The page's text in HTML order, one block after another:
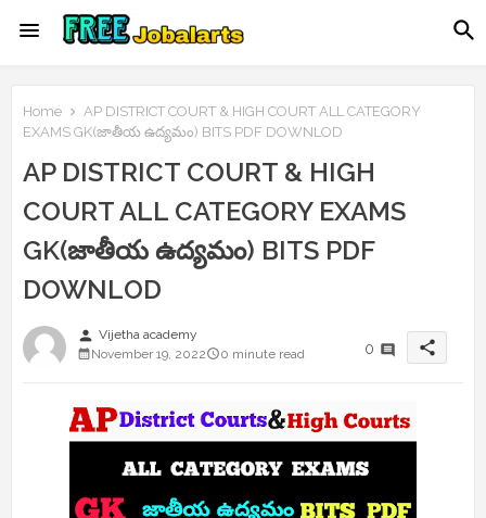
Home
AP DISTRICT COURT & HIGH COURT ALL CATEGORY
EXAMS GK(జాతీయ ఉద్యమం) BITS PDF DOWNLOD
AP DISTRICT COURT & HIGH
COURT ALL CATEGORY EXAMS
GK(జాతీయ ఉద్యమం) BITS PDF
DOWNLOD
person Vijetha academy
November 19, 2022
0 minute read 0 share